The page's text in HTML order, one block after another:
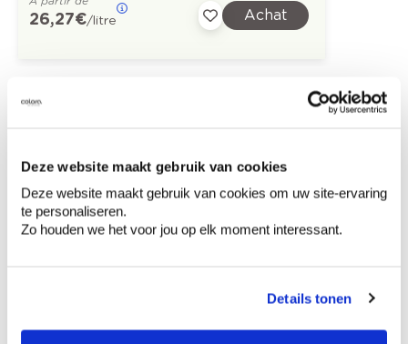
Deze website maakt gebruik van cookies
Deze website maakt gebruik van cookies om uw site-ervaring
te personaliseren.
Zo houden we het voor jou op elk moment interessant.
Details tonen
26,27 €/litre Achat
Découvrez plus d'images d'inspiration pour:
Obtenez un conseil couleur en fonction de